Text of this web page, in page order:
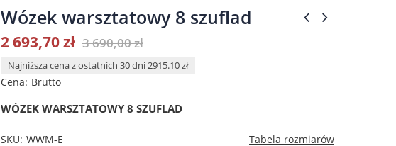
Wózek warsztatowy 8 szuflad
2 693,70 zł 3 690,00 zł
Najniższa cena z ostatnich 30 dni 2915.10 zł
Cena Brutto
WÓZEK WARSZTATOWY 8 SZUFLAD
Tabela rozmiarów
SKU WWM-E